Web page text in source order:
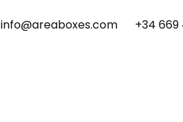
info@areaboxes.com +34 669